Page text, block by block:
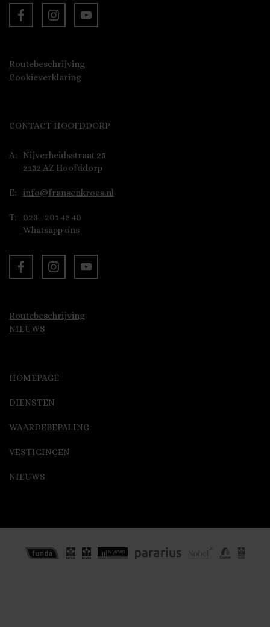
HOMEPAGE
DIENSTEN
WAARDEBEPALING
VESTIGINGEN
NIEUWS
Routebeschrijving
Cookieverklaring
CONTACT HOOFDDORP
A:
Nijverheidsstraat 25
2132 AZ Hoofddorp
E: info@fransenkroes.nl
T:
023 - 201 42 40
Whatsapp ons
Routebeschrijving
NIEUWS